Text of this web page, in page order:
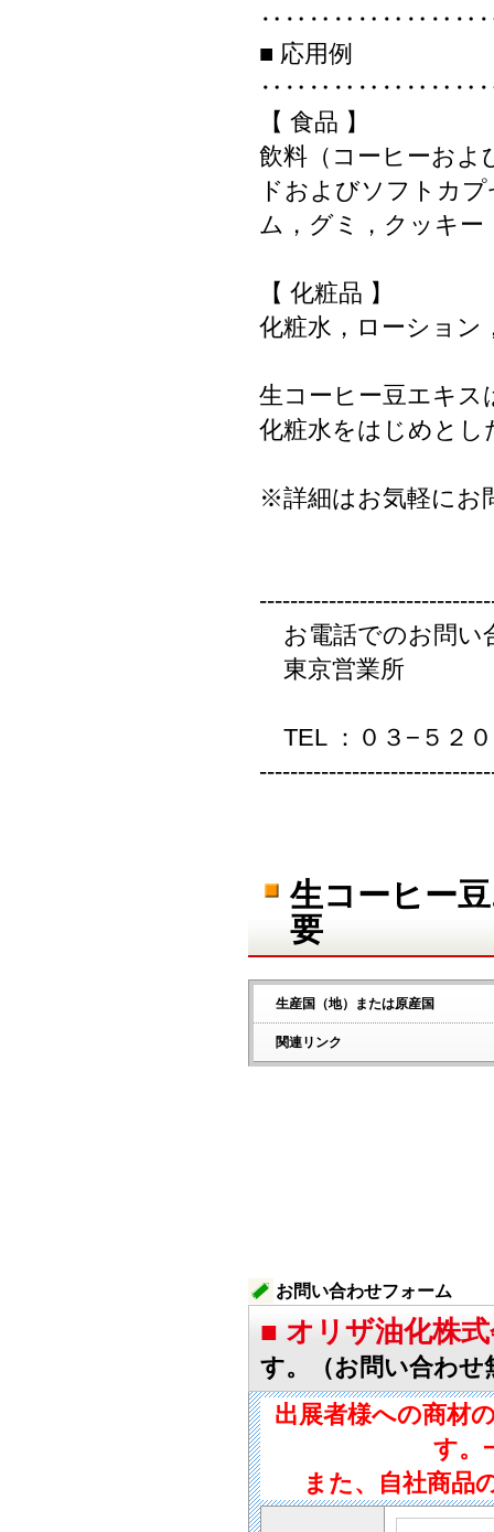
■ 応用例
【 食品 】
飲料（コーヒーおよ
ドおよびソフトカ
ム，グミ，クッキ
【 化粧品 】
化粧水，ローション
生コーヒー豆エキス
化粧水をはじめとし
※詳細はお気軽にお
お電話でのお問い
東京営業所
TEL ：０３−５２
生コーヒー
要
生産国（地）または原産国
関連リンク
お問い合わせフォーム
■ オリザ油化株
す。（お問い合わせ
出展者様への商材
す。
また、自社商品